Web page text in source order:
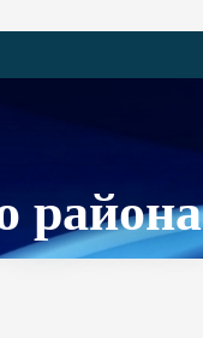
района